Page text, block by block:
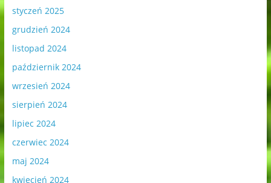
styczeń 2025
grudzień 2024
listopad 2024
październik 2024
wrzesień 2024
sierpień 2024
lipiec 2024
czerwiec 2024
maj 2024
kwiecień 2024